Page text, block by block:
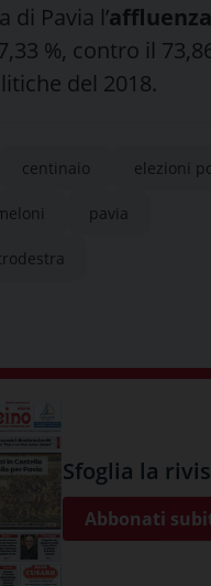
di Pavia l’affluenza
%, contro il
del 2018.
centinaio elezioni
pavia
Sfoglia la
Abbonati